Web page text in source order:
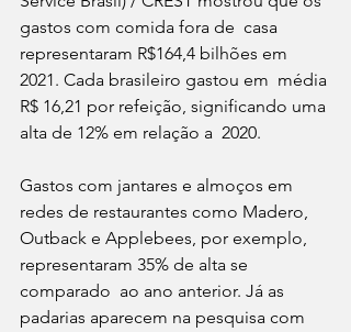
gastos com comida fora de  casa
representaram R$164,4 bilhões em
2021. Cada brasileiro gastou em  média
R$ 16,21 por refeição, significando uma
alta de 12% em relação a  2020.
Gastos com jantares e almoços em
redes de restaurantes como Madero,
Outback e Applebees, por exemplo,
representaram 35% de alta se
comparado  ao ano anterior. Já as
padarias aparecem na pesquisa com